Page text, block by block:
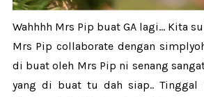
Wahhhh Mrs Pip buat GA lagi... Kita
Mrs Pip collaborate dengan
di buat oleh Mrs Pip ni senang
yang di buat tu dah siap.. Tinggal